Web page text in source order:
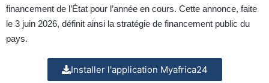
financement de l’État pour l’année en cours. Cette annonce, faite
le 3 juin 2026, définit ainsi la stratégie de financement public du
pays.
Installer l'application Myafrica24